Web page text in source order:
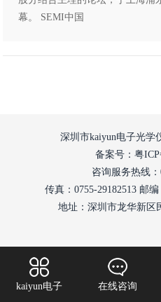
幕。 SEMI中国
深圳市kaiyun电子光学
备案号：粤ICP
咨询服务热线：
传真：0755-29182513 邮
地址：深圳市龙华新区
kaiyun电子 在线咨询